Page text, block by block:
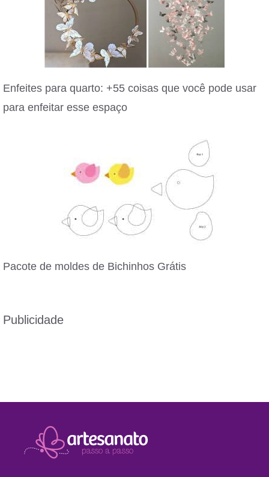
Enfeites para quarto: +55 coisas que você pode usar
para enfeitar esse espaço
Pacote de moldes de Bichinhos Grátis
Publicidade